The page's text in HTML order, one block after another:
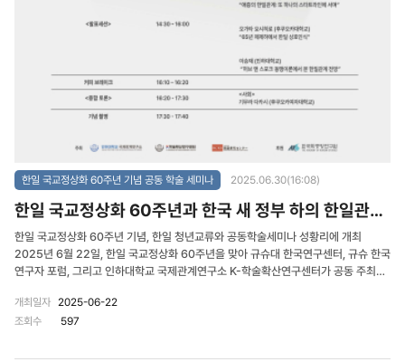
한일 국교정상화 60주년 기념 공동 학술 세미나 2025.06.30(16:08)
한일 국교정상화 60주년과 한국 새 정부 하의 한일관계 전망
한일 국교정상화 60주년 기념, 한일 청년교류와 공동학술세미나 성황리에 개최
2025년 6월 22일, 한일 국교정상화 60주년을 맞아 규슈대 한국연구센터, 규슈 한국
연구자 포럼, 그리고 인하대학교 국제관계연구소 K-학술확산연구센터가 공동 주최한
카에서 성공적으로 개최되었다. 이번 세미나는 학계 및 전문가뿐 아니라 차세대 청년
들이 함께 참여하여 세대 간 소통과 미래지향적 한일관계에 대한 진지한 논의가 이루
대학교 국제관계연구소 이승재 연구교수, 규슈 측에서는 후쿠오카대학 인문학부 동아
개최일자 2025-06-22
조회수
597